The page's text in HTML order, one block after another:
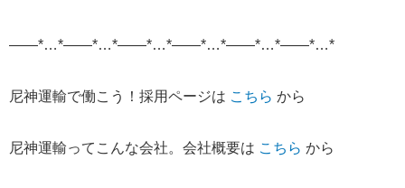
——*…*——*…*——*…*——*…*——*…*——*…*
尼神運輸で働こう！採用ページは こちら から
尼神運輸ってこんな会社。会社概要は こちら から